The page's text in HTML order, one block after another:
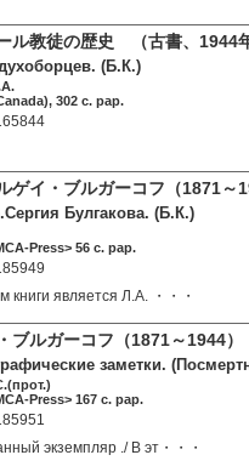
ル教徒の歴史 （古書、1944
(Б.К.)
302 c. pap.
ゲイ・ブルガーコフ（1871～
Булгакова. (Б.К.)
Press> 56 c. pap.
книги является Л.А. ・・・
ブルガーコフ（1871～1944
заметки.
Press> 167 c. pap.
экземпляр ./ В эт・・・